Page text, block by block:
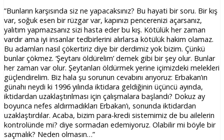
”Bunların karşısında siz ne yapacaksınız? Bu hayati bir soru. Bir kış
var, soğuk esen bir rüzgar var, kapınızı pencerenizi açarsanız,
yalıtım yapmazsanız sizi hasta eder bu kış. Kötülük her zaman
vardır ama iyi insanlar tedbirlerini alırlarsa kötülük hakim olamaz.
Bu adamları nasıl çökertiriz diye bir derdimiz yok bizim. Çünkü
bunlar çökmez. ‘Şeytanı öldürelim’ demek gibi bir şey olur. Bunlar
her zaman var olur. Şeytanları öldürmek yerine içimizdeki melekleri
güçlendirelim. Biz hala şu sorunun cevabını arıyoruz: Erbakan’ın
günahı neydi ki 1996 yılında iktidara geldiğinin üçüncü ayında,
iktidardan uzaklaştırılması için çalışmalara başlandı? Dokuz ay
boyunca nefes aldırmadıkları Erbakan’ı, sonunda iktidardan
uzaklaştırdılar. Acaba, bizim para-kredi sistemimiz de bu ailelerin
kontrolünde mi? diye sormadan edemiyoruz. Olabilir mi böyle bir
saçmalık? Neden olmasın…”